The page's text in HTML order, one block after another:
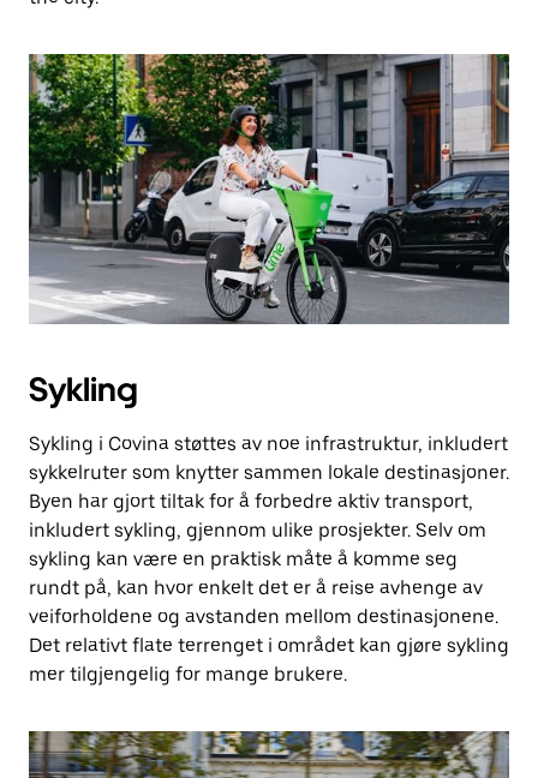
Sykling
Sykling i Covina støttes av noe infrastruktur, inkludert
sykkelruter som knytter sammen lokale destinasjoner.
Byen har gjort tiltak for å forbedre aktiv transport,
inkludert sykling, gjennom ulike prosjekter. Selv om
sykling kan være en praktisk måte å komme seg
rundt på, kan hvor enkelt det er å reise avhenge av
veiforholdene og avstanden mellom destinasjonene.
Det relativt flate terrenget i området kan gjøre sykling
mer tilgjengelig for mange brukere.